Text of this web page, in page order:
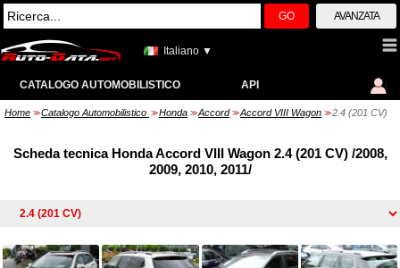
GO AVANZATA
Italiano ▼
CATALOGO AUTOMOBILISTICO API
Home >> Catalogo Automobilistico >> Honda >> Accord >> Accord VIII Wagon >> 2.4 (201 CV)
Scheda tecnica Honda Accord VIII Wagon 2.4 (201 CV) /2008,
2009, 2010, 2011/